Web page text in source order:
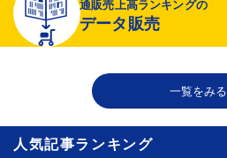
〈注目企業のEC戦略〉 イズミセが豊富
ール軸に50店展開
2026年08月06日 18:50
THE RICHが149の温浴施設で広告、都内
通販売上高ランキングの
データ販売
一覧をみる
人気記事ランキング